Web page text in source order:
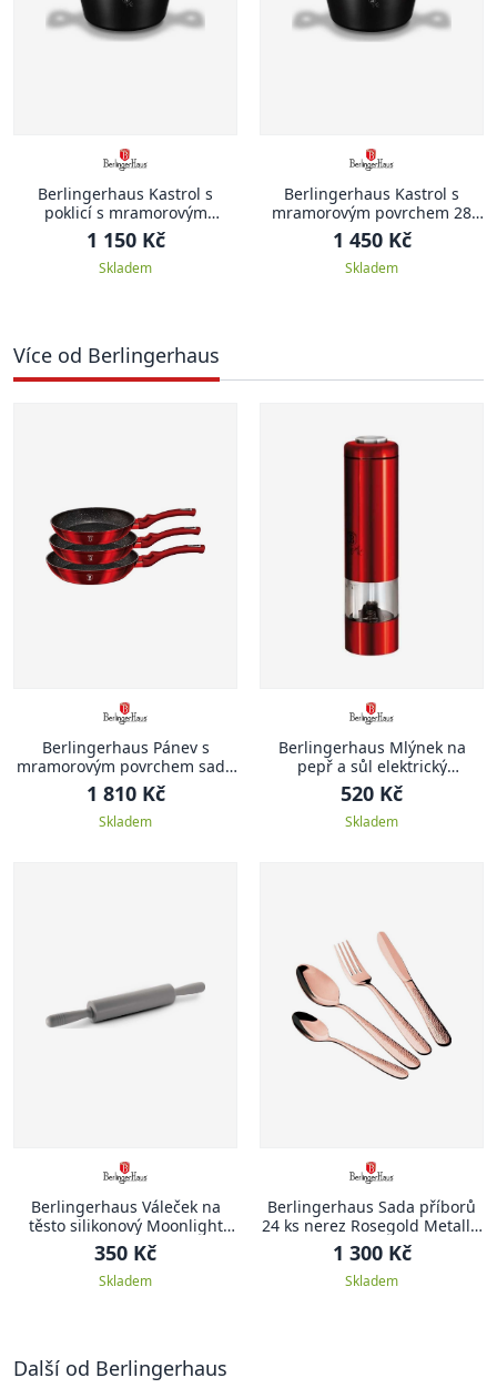
Berlingerhaus Kastrol s
poklicí s mramorovým
povrchem 20 cm Black Rose
Collection
1 150 Kč
Skladem
Berlingerhaus Kastrol s
mramorovým povrchem 28
cm Black Rose Collection
1 450 Kč
Skladem
Více od Berlingerhaus
Berlingerhaus Pánev s
mramorovým povrchem sada
3 ks Burgundy Metallic Line
1 810 Kč
Skladem
Berlingerhaus Mlýnek na
pepř a sůl elektrický
Burgundy Metallic Line
520 Kč
Skladem
Berlingerhaus Váleček na
těsto silikonový Moonlight
Edition
350 Kč
Skladem
Berlingerhaus Sada příborů
24 ks nerez Rosegold Metallic
Line II
1 300 Kč
Skladem
Další od Berlingerhaus